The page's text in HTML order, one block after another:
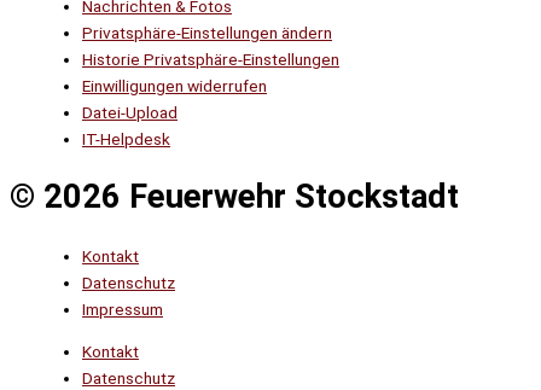
Nachrichten & Fotos
Privatsphäre-Einstellungen ändern
Historie Privatsphäre-Einstellungen
Einwilligungen widerrufen
Datei-Upload
IT-Helpdesk
© 2026 Feuerwehr Stockstadt
Kontakt
Datenschutz
Impressum
Kontakt
Datenschutz